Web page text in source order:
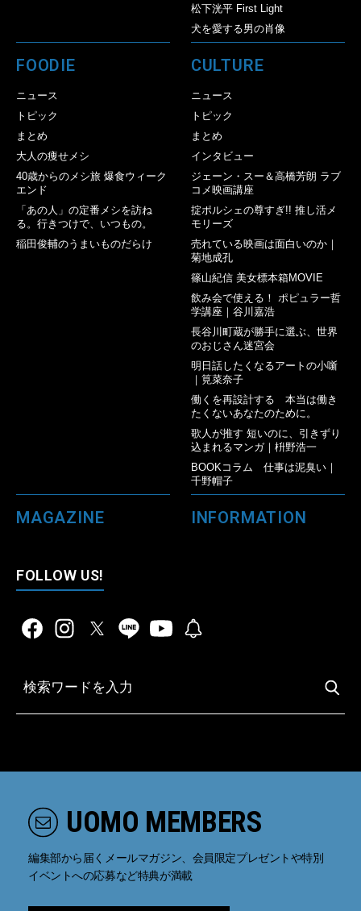
松下洸平 First Light
犬を愛する男の肖像
FOODIE
ニュース
トピック
まとめ
大人の痩せメシ
40歳からのメシ旅 爆食ウィーク
エンド
「あの人」の定番メシを訪ね
る。行きつけで、いつもの。
稲田俊輔のうまいものだらけ
CULTURE
ニュース
トピック
まとめ
インタビュー
ジェーン・スー＆高橋芳朗 ラブ
コメ映画講座
掟ポルシェの尊すぎ!! 推し活メ
モリーズ
売れている映画は面白いのか｜
菊地成孔
篠山紀信 美女標本箱MOVIE
飲み会で使える！ ポピュラー哲
学講座｜谷川嘉浩
長谷川町蔵が勝手に選ぶ、世界
のおじさん迷宮会
明日話したくなるアートの小噺
｜筧菜奈子
働くを再設計する 本当は働き
たくないあなたのために。
歌人が推す 短いのに、引きずり
込まれるマンガ｜枡野浩一
BOOKコラム 仕事は泥臭い｜
千野帽子
MAGAZINE INFORMATION
FOLLOW US!
UOMO MEMBERS
編集部から届くメールマガジン、会員限定プレゼントや特別
イベントへの応募など特典が満載